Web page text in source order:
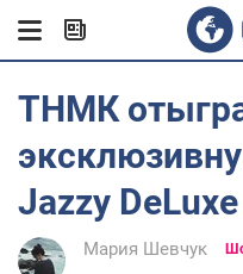
ТНМК
Jazzy DeLuxe
Мария Шевчук